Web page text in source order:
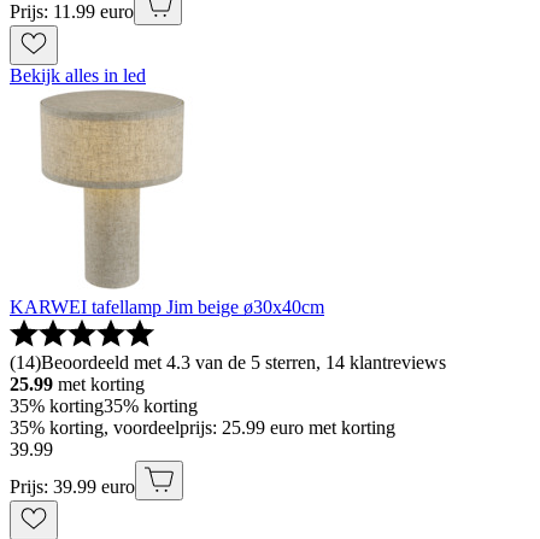
Prijs: 11.99 euro
Bekijk alles in led
KARWEI tafellamp Jim beige ø30x40cm
(14)Beoordeeld met 4.3 van de 5 sterren, 14 klantreviews
25.99 met korting
35% korting35% korting
35% korting, voordeelprijs: 25.99 euro met korting
39.99
Prijs: 39.99 euro